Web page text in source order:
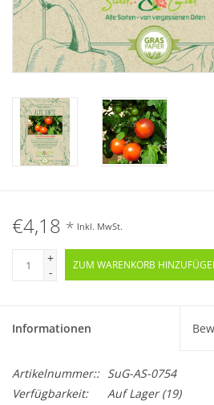
€4,18 * Inkl. MwSt.
+
-
ZUM WARENKORB
Informationen
Artikelnummer:: SuG-AS-0754
Verfügbarkeit:
Auf Lager(19)